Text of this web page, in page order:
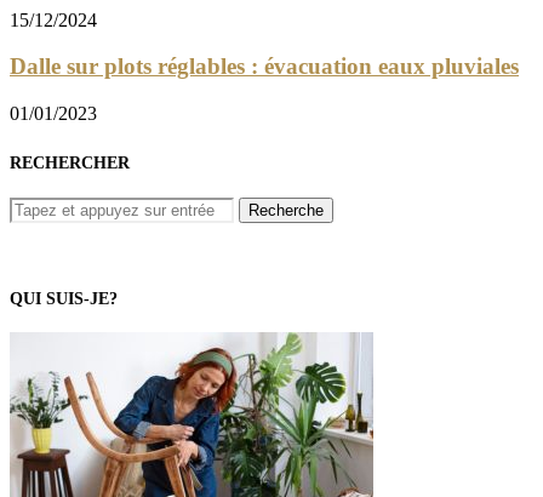
15/12/2024
Dalle sur plots réglables : évacuation eaux pluviales
01/01/2023
RECHERCHER
QUI SUIS-JE?